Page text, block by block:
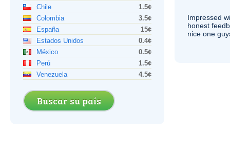
Chile
1.5¢
Colombia
3.5¢
España
15¢
Estados Unidos
0.4¢
México
0.5¢
Perú
1.5¢
Venezuela
4.5¢
Buscar su país
Impressed
honest
nice one